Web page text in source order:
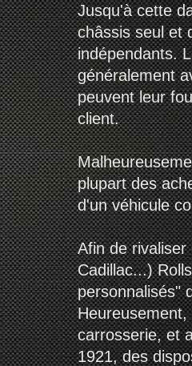
Jusqu'à cette
châssis seul et
indépendants.
généralement
peuvent leur
client.
plupart des
d'un véhicule
Afin de
Cadillac...)
personnalisés"
carrosserie, et
1921, des